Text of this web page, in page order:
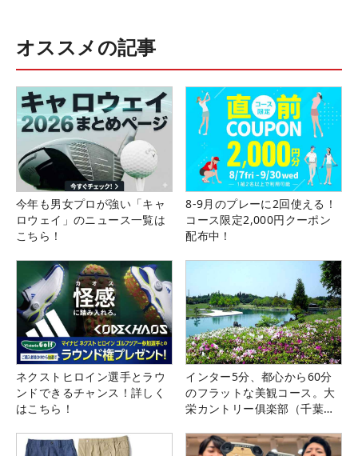
オススメの記事
今年も男女プロが強い「キャ
ロウェイ」のニュース一覧は
こちら！
8-9月のプレーに2回使える！
コース限定2,000円クーポン
配布中！
ネクストヒロイン選手とラウ
ンドできるチャンス！詳しく
はこちら！
インター5分、都心から60分
のフラットな美観コース。大
栄カントリー俱楽部（千葉